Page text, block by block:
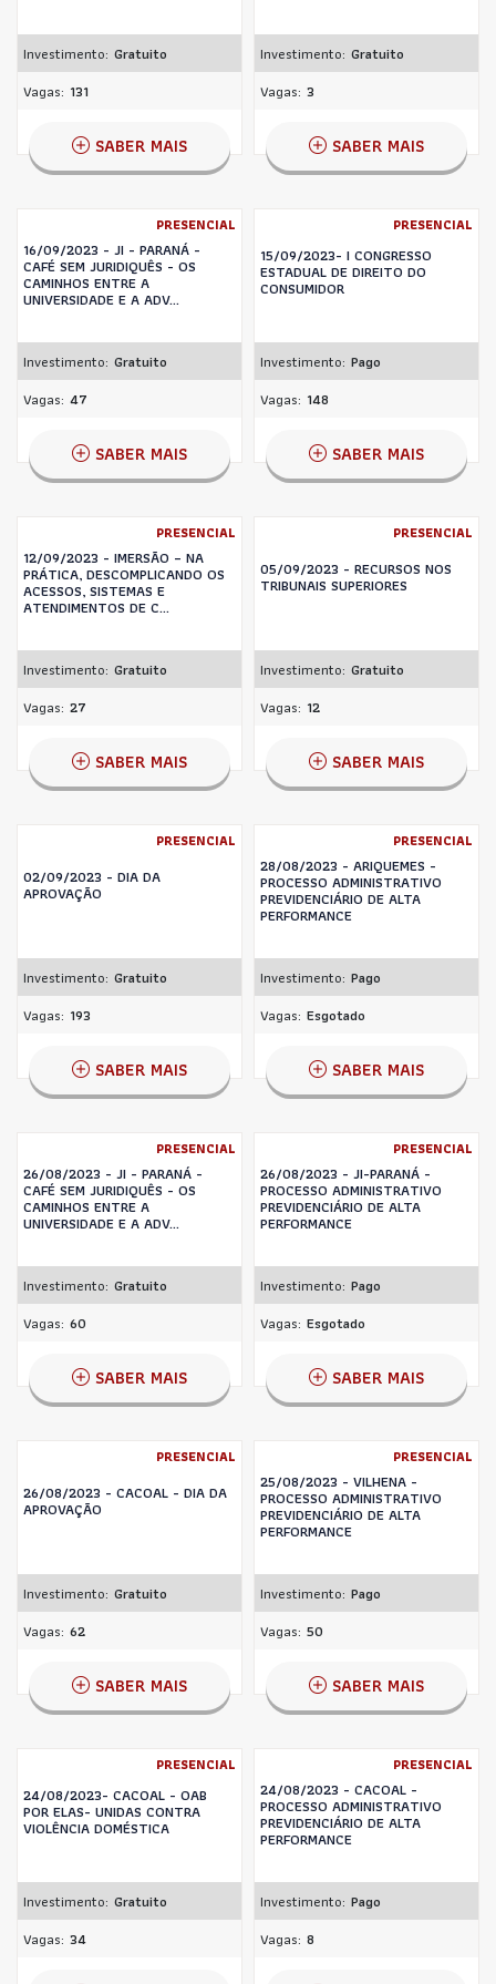
Investimento: Gratuito
Vagas: 131
SABER MAIS
Investimento: Gratuito
Vagas: 3
SABER MAIS
PRESENCIAL
16/09/2023 - JI - PARANÁ -
CAFÉ SEM JURIDIQUÊS - OS
CAMINHOS ENTRE A
UNIVERSIDADE E A ADV...
Investimento: Gratuito
Vagas: 47
SABER MAIS
PRESENCIAL
15/09/2023- I CONGRESSO
ESTADUAL DE DIREITO DO
CONSUMIDOR
Investimento: Pago
Vagas: 148
SABER MAIS
PRESENCIAL
12/09/2023 - IMERSÃO – NA
PRÁTICA, DESCOMPLICANDO OS
ACESSOS, SISTEMAS E
ATENDIMENTOS DE C...
Investimento: Gratuito
Vagas: 27
SABER MAIS
PRESENCIAL
05/09/2023 - RECURSOS NOS
TRIBUNAIS SUPERIORES
Investimento: Gratuito
Vagas: 12
SABER MAIS
PRESENCIAL
02/09/2023 - DIA DA
APROVAÇÃO
Investimento: Gratuito
Vagas: 193
SABER MAIS
PRESENCIAL
28/08/2023 - ARIQUEMES -
PROCESSO ADMINISTRATIVO
PREVIDENCIÁRIO DE ALTA
PERFORMANCE
Investimento: Pago
Vagas: Esgotado
SABER MAIS
PRESENCIAL
26/08/2023 - JI - PARANÁ -
CAFÉ SEM JURIDIQUÊS - OS
CAMINHOS ENTRE A
UNIVERSIDADE E A ADV...
Investimento: Gratuito
Vagas: 60
SABER MAIS
PRESENCIAL
26/08/2023 - JI-PARANÁ -
PROCESSO ADMINISTRATIVO
PREVIDENCIÁRIO DE ALTA
PERFORMANCE
Investimento: Pago
Vagas: Esgotado
SABER MAIS
PRESENCIAL
26/08/2023 - CACOAL - DIA DA
APROVAÇÃO
Investimento: Gratuito
Vagas: 62
SABER MAIS
PRESENCIAL
25/08/2023 - VILHENA -
PROCESSO ADMINISTRATIVO
PREVIDENCIÁRIO DE ALTA
PERFORMANCE
Investimento: Pago
Vagas: 50
SABER MAIS
PRESENCIAL
24/08/2023- CACOAL - OAB
POR ELAS- UNIDAS CONTRA
VIOLÊNCIA DOMÉSTICA
Investimento: Gratuito
Vagas: 34
PRESENCIAL
24/08/2023 - CACOAL -
PROCESSO ADMINISTRATIVO
PREVIDENCIÁRIO DE ALTA
PERFORMANCE
Investimento: Pago
Vagas: 8